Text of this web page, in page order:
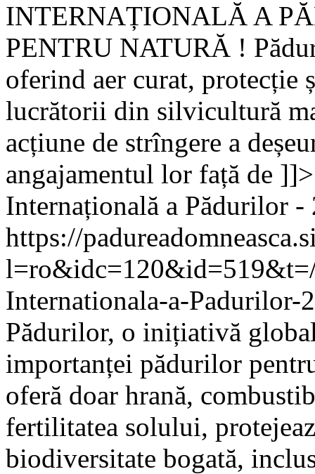
INTERNAȚIONALĂ A
PENTRU NATURĂ !
oferind aer curat, protecție
lucrătorii din silvicultură
acțiune de strîngere a
angajamentul lor față de ]]>
Internațională a Pădurilor
https://
Internationala-a-
Pădurilor, o inițiativă
importanței pădurilor
oferă doar hrană,
fertilitatea solului,
biodiversitate bogată,